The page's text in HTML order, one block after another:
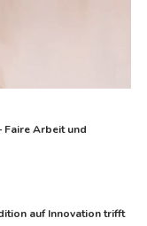
Arbeit und
auf Innovation trifft